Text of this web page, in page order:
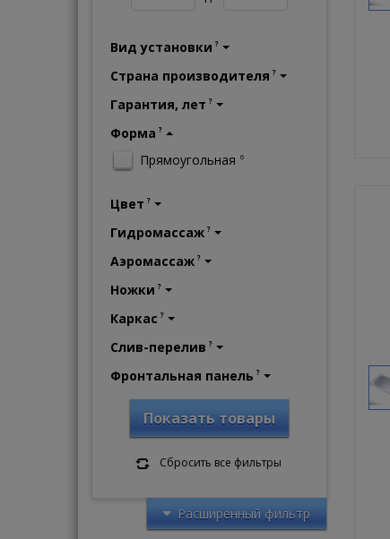
Вид установки ?
Страна производителя ?
Гарантия, лет ?
Форма ?
Прямоугольная 6
Цвет ?
Гидромассаж ?
Аэромассаж ?
Ножки ?
Каркас ?
Слив-перелив ?
Фронтальная панель ?
Показать товары
Сбросить все фильтры
Расширенный фильтр